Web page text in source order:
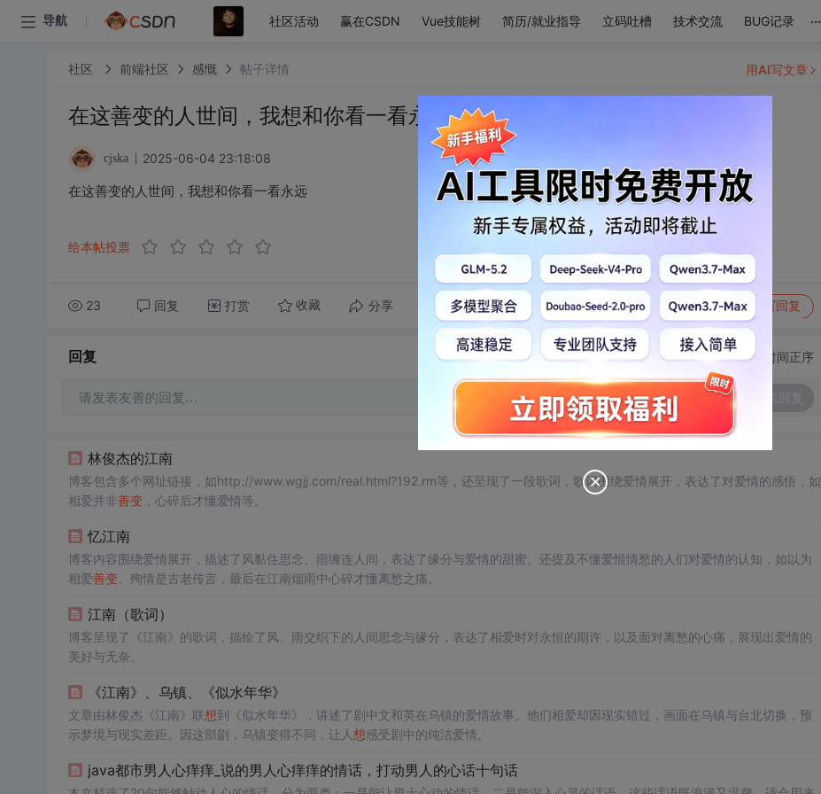
导航 社区活动 赢在CSDN Vue技能树 简历/就业指导 立码吐槽 技术交流 BUG记录 ...
社区 前端社区 感慨 帖子详情
在这善变的人世间，我想和你看一看永远
cjska 2025-06-04 23:18:08
在这善变的人世间，我想和你看一看永远
给本帖投票
23 回复 打赏 收藏 分享 转发到动态 举报 写回复
用AI写文章
回复 切换为时间正序
请发表友善的回复…
林俊杰的江南
博客包含多个网址链接，如http://www.wgjj.com/real.html?192.rm等，还呈现了一段歌词，歌词围绕爱情展开，表达了对爱情的感悟，如
相爱并非善变，心碎后才懂爱情等。
忆江南
博客内容围绕爱情展开，描述了风黏住思念、雨缠连人间，表达了缘分与爱情的甜蜜。还提及不懂爱恨情愁的人们对爱情的认知，如以为
相爱善变、殉情是古老传言，最后在江南烟雨中心碎才懂离愁之痛。
江南（歌词）
博客呈现了《江南》的歌词，描绘了风、雨交织下的人间思念与缘分，表达了相爱时对永恒的期许，以及面对离愁的心痛，展现出爱情的
美好与无奈。
《江南》、乌镇、《似水年华》
文章由林俊杰《江南》联想到《似水年华》，讲述了剧中文和英在乌镇的爱情故事。他们相爱却因现实错过，画面在乌镇与台北切换，预
示梦境与现实差距。因这部剧，乌镇变得不同，让人 想感受剧中的纯洁爱情。
java都市男人心痒痒_说的男人心痒痒的情话，打动男人的心话十句话